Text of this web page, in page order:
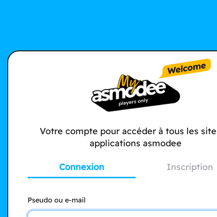
Votre compte pour accéder à tous les
applications asmodee
Connexion Inscription
Pseudo ou e-mail